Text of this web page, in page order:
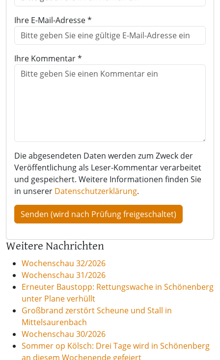
Ihre E-Mail-Adresse *
Ihre Kommentar *
Die abgesendeten Daten werden zum Zweck der
Veröffentlichung als Leser-Kommentar verarbeitet
und gespeichert. Weitere Informationen finden Sie
in unserer Datenschutzerklärung.
Weitere Nachrichten
Wochenschau 32/2026
Wochenschau 31/2026
Erneuter Baustopp: Rettungswache in Schönenberg
unter Plane verhüllt
Großbrand zerstört Scheune und Stall in
Mittelsaurenbach
Wochenschau 30/2026
Sommer op Kölsch: Drei Tage wird in Schönenberg
an diesem Wochenende gefeiert